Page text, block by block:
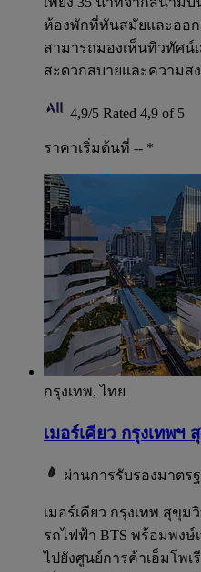
ห้องพักที่ทันสมัยและออก
สามารถมองเห็นทิวทัศน์
สะดวกสบายและความส
4,9/5 Rated 4,9 of 5
ราคาเริ่มต้นที่ -- *
กรุงเทพ, ไทย
เมอร์เคียว กรุงเทพฯ
ผ่านการรับรองมาตร
เมอร์เคียว กรุงเทพ สุขุม
รถไฟฟ้า BTS พร้อมพงษ์
ไปยังศูนย์การค้าเอ็มโพเ